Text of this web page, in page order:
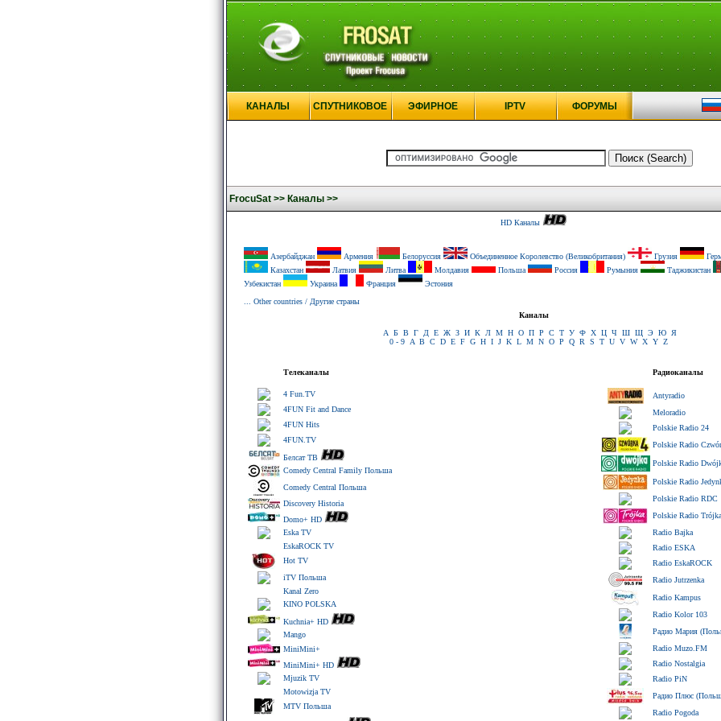
КАНАЛЫ СПУТНИКОВОЕ ЭФИРНОЕ IPTV ФОРУМЫ
FrocuSat >> Каналы >>
HD Каналы
Азербайджан Армения Белоруссия Объединенное Королевство (Великобритания) Грузия
Казахстан
Латвия Литва Молдавия Польша Россия Румыния Таджикистан
Узбекистан
Украина Франция
Эстония
... Other countries / Другие страны
Каналы
А
Б В Г Д Е Ж З И К Л М Н О П Р С Т У Ф Х Ц Ч Ш Щ Э Ю
Я
0 - 9
A B C D E F G H I J K L M N O P Q R S T U V W X Y Z
Телеканалы
4 Fun.TV
4FUN Fit and Dance
4FUN Hits
4FUN.TV
Белсат ТВ
Comedy Central Family Польша
Comedy Central Польша
Discovery Historia
Domo+ HD
Eska TV
EskaROCK TV
Hot TV
iTV Польша
Kanal Zero
KINO POLSKA
Kuchnia+ HD
Mango
MiniMini+
MiniMini+ HD
Mjuzik TV
Motowizja TV
MTV Польша
Радиоканалы
Antyradio
Meloradio
Polskie Radio 24
Polskie Radio
Polskie Radio
Polskie Radio
Polskie Radio RDC
Polskie Radio Trójka
Radio Bajka
Radio ESKA
Radio EskaROCK
Radio Jutrzenka
Radio Kampus
Radio Kolor 103
Радио Мария
Radio Muzo.FM
Radio Nostalgia
Radio PiN
Радио Плюс
Radio Pogoda